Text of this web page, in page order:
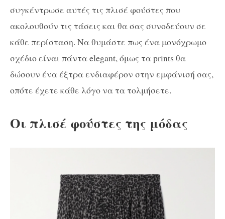
συγκέντρωσε αυτές τις πλισέ φούστες που
ακολουθούν τις τάσεις και θα σας συνοδεύουν σε
κάθε περίσταση. Να θυμάστε πως ένα μονόχρωμο
σχέδιο είναι πάντα elegant, όμως τα prints θα
δώσουν ένα έξτρα ενδιαφέρον στην εμφάνισή σας,
οπότε έχετε κάθε λόγο να τα τολμήσετε.
Οι πλισέ φούστες της μόδας